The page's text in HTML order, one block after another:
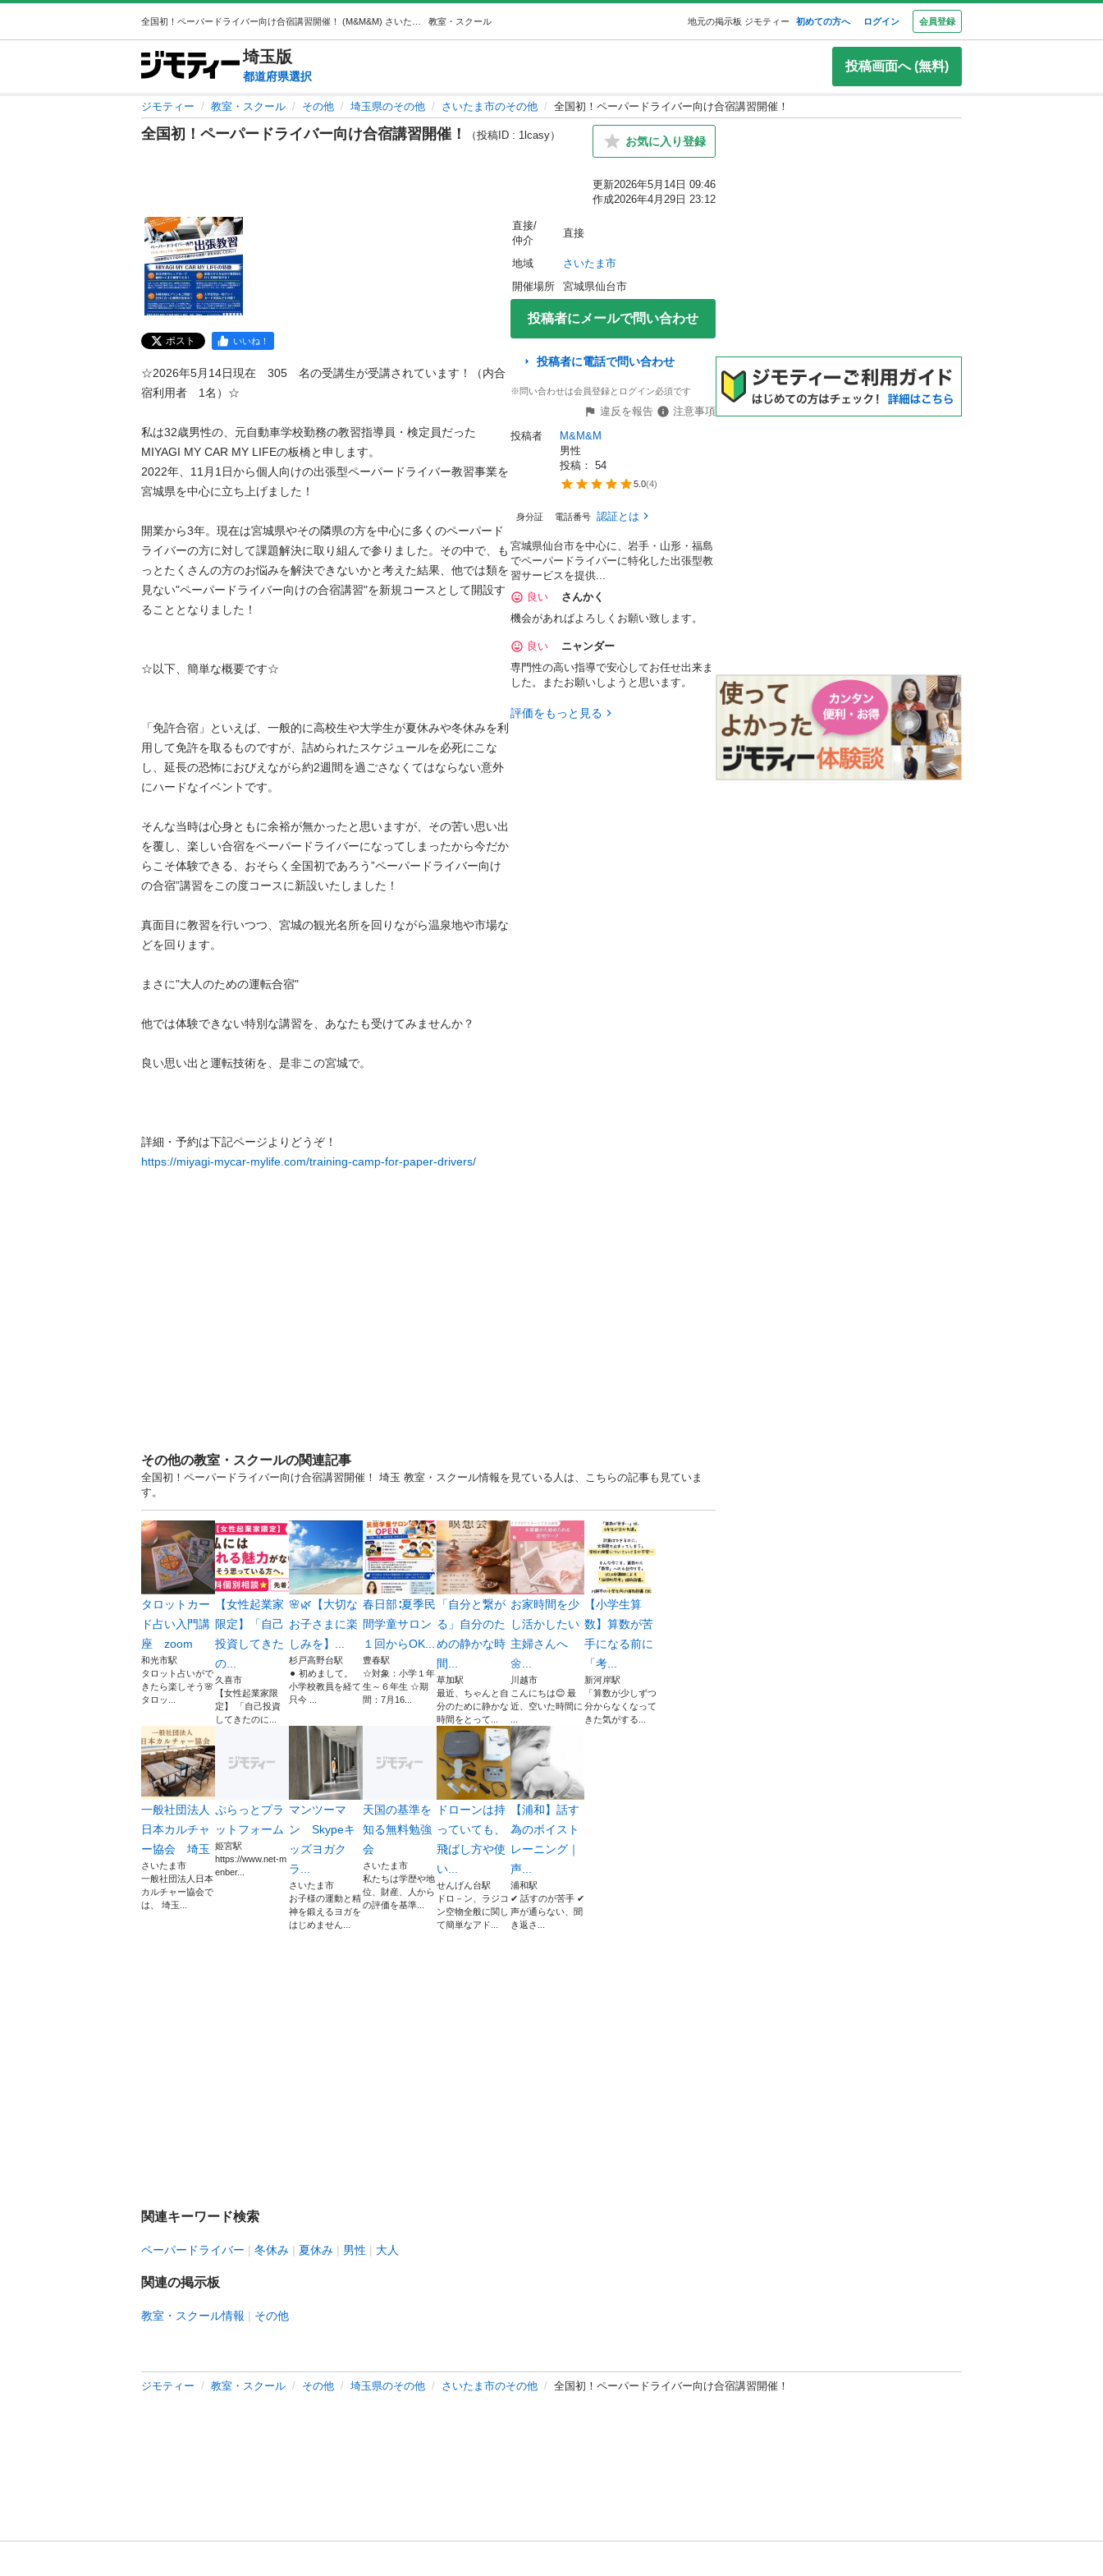
教室・スクール 地元の掲示板 ジモティー 初めての方へ ログイン 会員登録
埼玉版
都道府県選択
投稿画面へ (無料)
ジモティー 教室・スクール その他 埼玉県のその他 さいたま市のその他 全国初！ペーパードライバー向け合宿講習開催！
全国初！ペーパードライバー向け合宿講習開催！ （投稿ID : 1lcasy） お気に入り登録
更新2026年5月14日 09:46
作成2026年4月29日 23:12
ポスト いいね！
☆2026年5月14日現在　305　名の受講生が受講されています！（内合
宿利用者　1名）☆
私は32歳男性の、元自動車学校勤務の教習指導員・検定員だった
MIYAGI MY CAR MY LIFEの板橋と申します。
2022年、11月1日から個人向けの出張型ペーパードライバー教習事業を
宮城県を中心に立ち上げました！
開業から3年。現在は宮城県やその隣県の方を中心に多くのペーパード
ライバーの方に対して課題解決に取り組んで参りました。その中で、も
っとたくさんの方のお悩みを解決できないかと考えた結果、他では類を
見ない"ペーパードライバー向けの合宿講習"を新規コースとして開設す
ることとなりました！
☆以下、簡単な概要です☆
「免許合宿」といえば、一般的に高校生や大学生が夏休みや冬休みを利
用して免許を取るものですが、詰められたスケジュールを必死にこな
し、延長の恐怖におびえながら約2週間を過ごさなくてはならない意外
にハードなイベントです。
そんな当時は心身ともに余裕が無かったと思いますが、その苦い思い出
を覆し、楽しい合宿をペーパードライバーになってしまったから今だか
らこそ体験できる、おそらく全国初であろう”ペーパードライバー向け
の合宿”講習をこの度コースに新設いたしました！
真面目に教習を行いつつ、宮城の観光名所を回りながら温泉地や市場な
どを回ります。
まさに"大人のための運転合宿"
他では体験できない特別な講習を、あなたも受けてみませんか？
良い思い出と運転技術を、是非この宮城で。
https://miyagi-mycar-mylife.com/training-camp-for-paper-drivers/
直接/
仲介
直接
地域
さいたま市
開催場所
宮城県仙台市
投稿者にメールで問い合わせ
投稿者に電話で問い合わせ
※問い合わせは会員登録とログイン必須です
違反を報告
注意事項
投稿者
M&M&M
男性
投稿： 54
5.0(4)
身分証 電話番号 認証とは
宮城県仙台市を中心に、岩手・山形・福島
でペーパードライバーに特化した出張型教
習サービスを提供...
良い
さんかく
機会があればよろしくお願い致します。
良い
ニャンダー
専門性の高い指導で安心してお任せ出来ま
した。またお願いしようと思います。
評価をもっと見る
その他の教室・スクールの関連記事
全国初！ペーパードライバー向け合宿講習開催！ 埼玉 教室・スクール情報を見ている人は、こちらの記事も見ていま
す。
タロットカー
ド占い入門講
座 zoom
和光市駅
タロット占いがで
きたら楽しそう🌸
タロッ...
【女性起業家
限定】「自己
投資してきた
の...
久喜市
【女性起業家限
定】 「自己投資
してきたのに...
🌸🌿【大切な
お子さまに楽
しみを】...
杉戸高野台駅
⚫︎ 初めまして。
小学校教員を経て
只今 ...
春日部∶夏季民
間学童サロン
１回からOK...
豊春駅
☆対象：小学１年
生～６年生 ☆期
間：7月16...
「自分と繋が
る」自分のた
めの静かな時
間...
草加駅
最近、ちゃんと自
分のために静かな
時間をとって...
お家時間を少
し活かしたい
主婦さんへ
🌼...
川越市
こんにちは😊 最
近、空いた時間に
【小学生算
数】算数が苦
手になる前に
「考...
新河岸駅
「算数が少しずつ
分からなくなって
きた気がする...
一般社団法人
日本カルチャ
ー協会 埼玉
さいたま市
一般社団法人日本
カルチャー協会で
は、 埼玉...
ぷらっとプラ
ットフォーム
姫宮駅
https://www.net-m
enber...
マンツーマ
ン Skypeキ
ッズヨガク
ラ...
さいたま市
お子様の運動と精
神を鍛えるヨガを
はじめません...
天国の基準を
知る無料勉強
会
さいたま市
私たちは学歴や地
位、財産、人から
の評価を基準...
ドローンは持
っていても、
飛ばし方や使
い...
せんげん台駅
ドロ－ン、ラジコ
ン空物全般に関し
て簡単なアド...
【浦和】話す
為のボイスト
レーニング｜
声...
浦和駅
✔ 話すのが苦手 ✔
声が通らない、聞
き返さ...
関連キーワード検索
ペーパードライバー 冬休み 夏休み 男性 大人
関連の掲示板
教室・スクール情報 その他
ジモティー 教室・スクール その他 埼玉県のその他 さいたま市のその他 全国初！ペーパードライバー向け合宿講習開催！